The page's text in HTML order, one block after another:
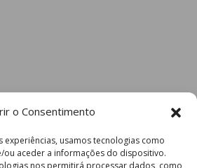
o Consentimento
experiências, usamos tecnologias como
ou aceder a informações do dispositivo.
nos permitirá processar dados, como